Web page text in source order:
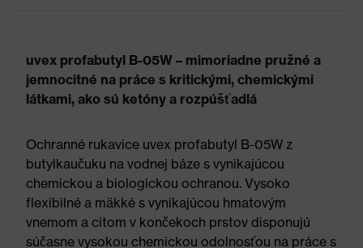
uvex profabutyl B-05W – mimoriadne pružné a
jemnocitné na práce s kritickými, chemickými
látkami, ako sú ketóny a rozpúšťadlá
Ochranné rukavice uvex profabutyl B-05W z
butylkaučuku na vodnej báze s vynikajúcou
chemickou a biologickou ochranou. Vysoko
flexibilné a mäkké s vynikajúcou hmatovým
vnemom a citom v končekoch prstov disponujú
súčasne vysokou chemickou odolnosťou na práce s